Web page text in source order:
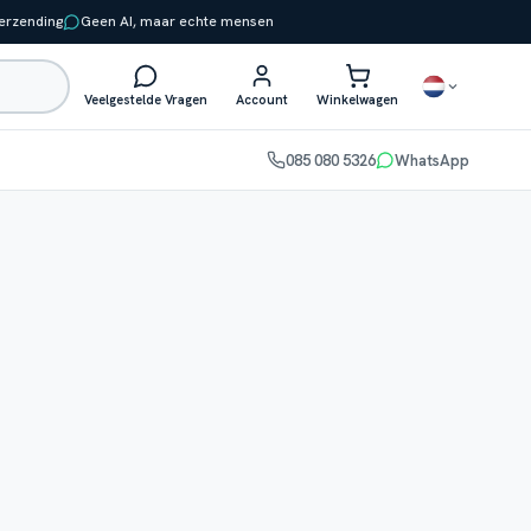
Geen AI, maar echte mensen
Veelgestelde Vragen Account Winkelwagen
085 080 5326 WhatsApp